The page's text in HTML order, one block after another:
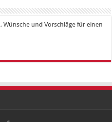
Wünsche und Vorschläge für einen